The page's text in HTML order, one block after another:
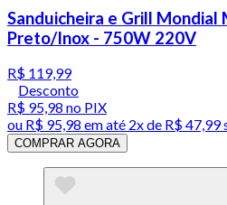
Sanduicheira e Grill Mondial
Preto/Inox - 750W 220V
R$ 119,99
Desconto
R$ 95,98 no PIX
ou R$ 95,98 em até 2x de R$ 47,99
COMPRAR AGORA